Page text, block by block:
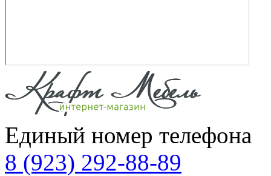
Единый номер телефона
8 (923) 292-88-89